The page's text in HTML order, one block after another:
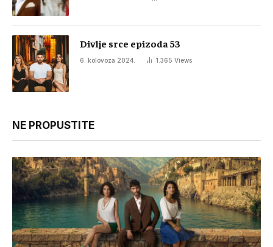
Divlje srce epizoda 53
6. kolovoza 2024. 1.365 Views
NE PROPUSTITE